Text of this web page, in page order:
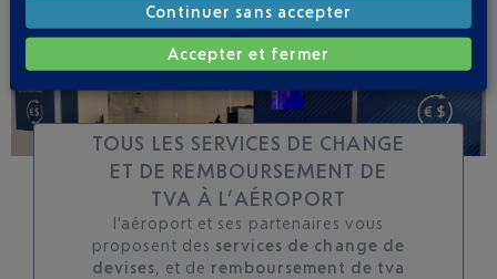
TOUS LES SERVICES DE CHANGE
ET DE REMBOURSEMENT DE
TVA À L’AÉROPORT
l'aéroport et ses partenaires vous
proposent des services de change de
devises , et de remboursement de tva
Continuer sans accepter
Accepter et fermer